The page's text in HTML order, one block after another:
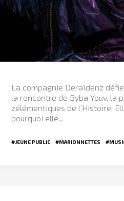
La compagnie Deraïdenz
la rencontre de Byba Youv, la
zélémentiques de l’Histoire.
pourquoi elle...
#JEUNE PUBLIC #MARIONNETTES